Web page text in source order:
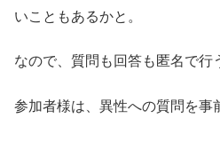
いこともあるかと。
なので、質問も回答も匿名で行
参加者様は、異性への質問を事